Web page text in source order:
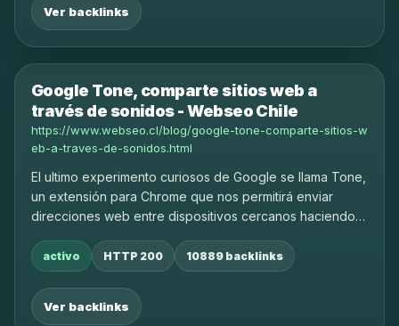
Ver backlinks
Google Tone, comparte sitios web a
través de sonidos - Webseo Chile
https://www.webseo.cl/blog/google-tone-comparte-sitios-w
eb-a-traves-de-sonidos.html
El ultimo experimento curiosos de Google se llama Tone,
un extensión para Chrome que nos permitirá enviar
direcciones web entre dispositivos cercanos haciendo
activo HTTP 200 10889 backlinks
Ver backlinks